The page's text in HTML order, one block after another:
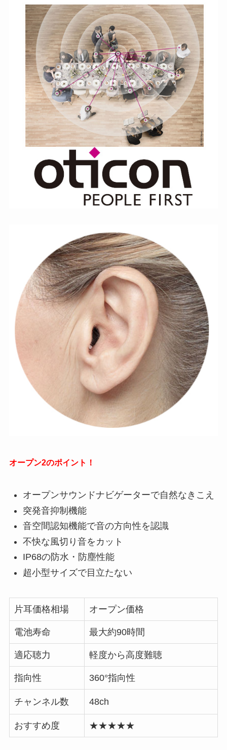
オープン2のポイント！
オープンサウンドナビゲーターで自然なきこえ
突発音抑制機能
音空間認知機能で音の方向性を認識
不快な風切り音をカット
IP68の防水・防塵性能
超小型サイズで目立たない
片耳価格相場 オープン価格
電池寿命 最大約90時間
適応聴力 軽度から高度難聴
指向性 360°指向性
チャンネル数 48ch
おすすめ度 ★★★★★